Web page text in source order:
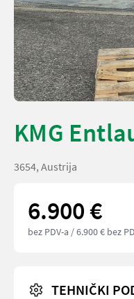
KMG
3654, Austrija
6.900 €
bez PDV-a / 6.900 € bez
TEHNIČKI